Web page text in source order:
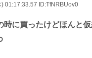
01:17:33.57 ID:TfNRBUov0
時に買ったけどほんと